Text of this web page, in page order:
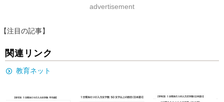
advertisement
【注目の記事】
関連リンク
教育ネット